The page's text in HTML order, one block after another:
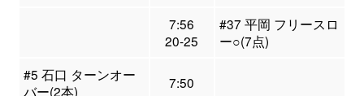
7:56
20-25
#37 平岡 フリースロ
ー○(7点)
#5 石口 ターンオー
バー(2本)
7:50